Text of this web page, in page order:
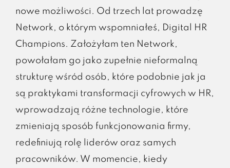
nowe możliwości. Od trzech lat prowadzę
Network, o którym wspomniałeś, Digital HR
Champions. Założyłam ten Network,
powołałam go jako zupełnie nieformalną
strukturę wśród osób, które podobnie jak ja
są praktykami transformacji cyfrowych w HR,
wprowadzają różne technologie, które
zmieniają sposób funkcjonowania firmy,
redefiniują rolę liderów oraz samych
pracowników. W momencie, kiedy